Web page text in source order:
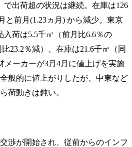
で出荷超の状況は継続。在庫は126
と前月(1.23ヵ月) から減少。東京
入荷は5.5千㎥（前月比6.6％の
23.2％減）、在庫は21.6千㎥（同
メーカーが3月4月に値上げを実施
般的に値上がりしたが、中東など
荷動きは鈍い。
渉が開始され、従前からのインフ